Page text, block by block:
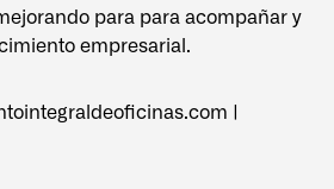
para para acompañar y
empresarial.